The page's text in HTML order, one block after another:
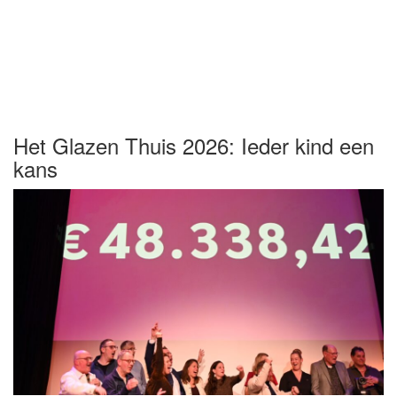
Het Glazen Thuis 2026: Ieder kind een
kans